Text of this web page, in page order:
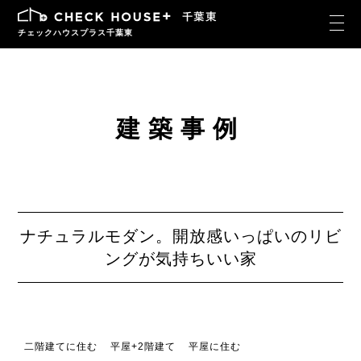
チェックハウスプラス千葉東
建築事例
ナチュラルモダン。開放感いっぱいのリビ
ングが気持ちいい家
二階建てに住む 平屋+2階建て 平屋に住む